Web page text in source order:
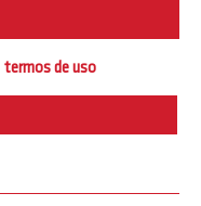
termos de uso